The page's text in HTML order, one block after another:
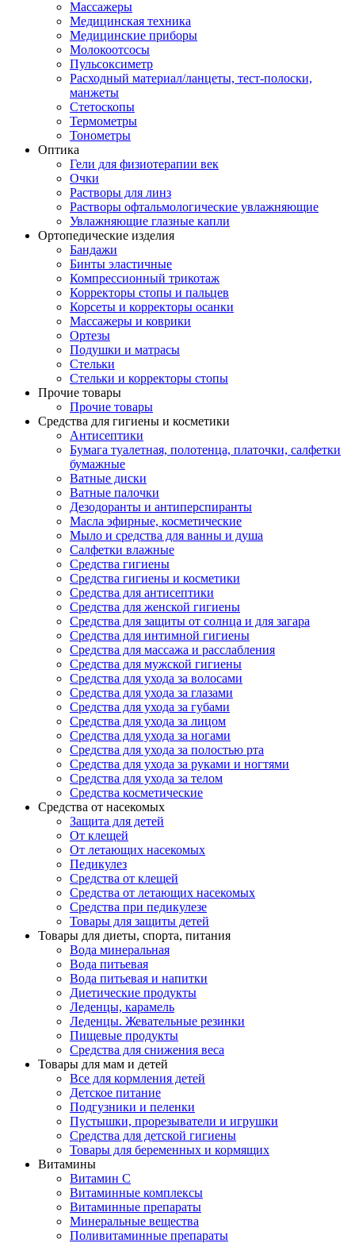
Массажеры
Медицинская техника
Медицинские приборы
Молокоотсосы
Пульсоксиметр
Расходный материал/ланцеты, тест-полоски,
манжеты
Стетоскопы
Термометры
Тонометры
Оптика
Гели для физиотерапии век
Очки
Растворы для линз
Растворы офтальмологические увлажняющие
Увлажняющие глазные капли
Ортопедические изделия
Бандажи
Бинты эластичные
Компрессионный трикотаж
Корректоры стопы и пальцев
Корсеты и корректоры осанки
Массажеры и коврики
Ортезы
Подушки и матрасы
Стельки
Стельки и корректоры стопы
Прочие товары
Прочие товары
Средства для гигиены и косметики
Антисептики
Бумага туалетная, полотенца, платочки, салфетки
бумажные
Ватные диски
Ватные палочки
Дезодоранты и антиперспиранты
Масла эфирные, косметические
Мыло и средства для ванны и душа
Салфетки влажные
Средства гигиены
Средства гигиены и косметики
Средства для антисептики
Средства для женской гигиены
Средства для защиты от солнца и для загара
Средства для интимной гигиены
Средства для массажа и расслабления
Средства для мужской гигиены
Средства для ухода за волосами
Средства для ухода за глазами
Средства для ухода за губами
Средства для ухода за лицом
Средства для ухода за ногами
Средства для ухода за полостью рта
Средства для ухода за руками и ногтями
Средства для ухода за телом
Средства косметические
Средства от насекомых
Защита для детей
От клещей
От летающих насекомых
Педикулез
Средства от клещей
Средства от летающих насекомых
Средства при педикулезе
Товары для защиты детей
Товары для диеты, спорта, питания
Вода минеральная
Вода питьевая
Вода питьевая и напитки
Диетические продукты
Леденцы, карамель
Леденцы. Жевательные резинки
Пищевые продукты
Средства для снижения веса
Товары для мам и детей
Все для кормления детей
Детское питание
Подгузники и пеленки
Пустышки, прорезыватели и игрушки
Средства для детской гигиены
Товары для беременных и кормящих
Витамины
Витамин С
Витаминные комплексы
Витаминные препараты
Минеральные вещества
Поливитаминные препараты